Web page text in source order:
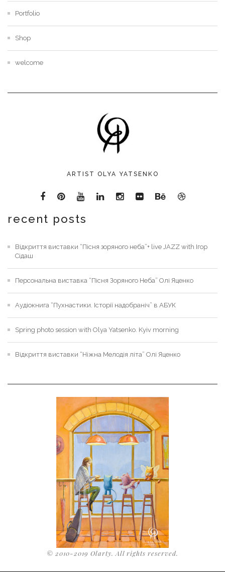
Portfolio
Shop
welcome
ARTIST OLYA YATSENKO
recent posts
Відкриття виставки “Пісня зоряного неба”+ live JAZZ with Ігор
Сідаш
Персональна виставка “Пісня Зоряного Неба” Олі Яценко
Аудіокнига “Пухнастики. Історії надобраніч” в АБУК
Spring photo session with Olya Yatsenko. Kyiv morning
Відкриття виставки “Ніжна Мелодія літа” Олі Яценко
© 2010-2019 Olarty. All rights reserved.